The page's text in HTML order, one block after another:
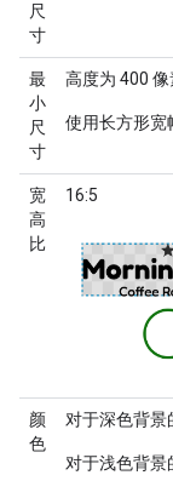
尺
寸
最
小
尺
寸
高度为 400
使用长方形宽
宽
高
比
16:5
颜
色
对于深色背景
对于浅色背景